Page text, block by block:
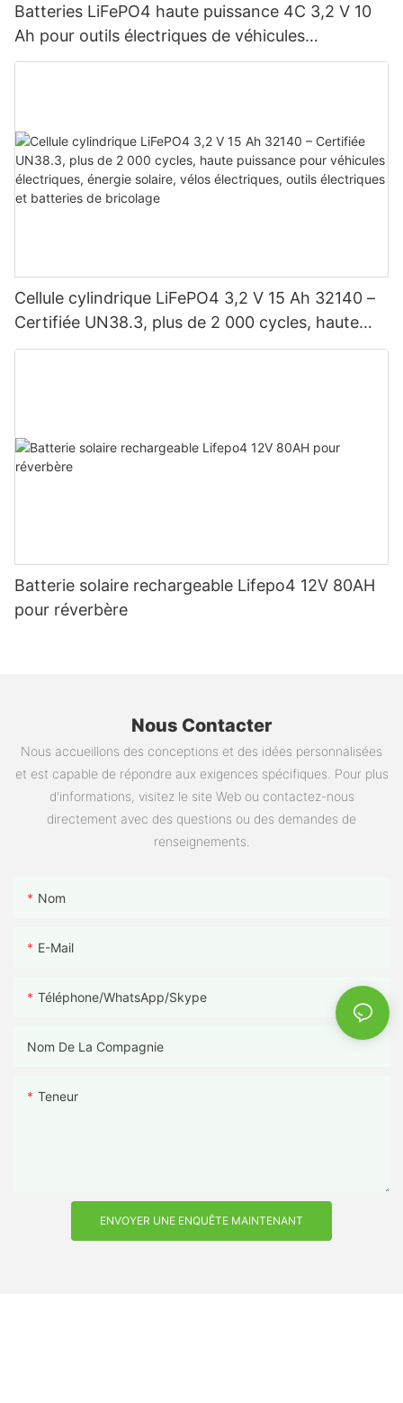
Batteries LiFePO4 haute puissance 4C 3,2 V 10
Ah pour outils électriques de véhicules
électriques
Cellule cylindrique LiFePO4 3,2 V 15 Ah 32140 –
Certifiée UN38.3, plus de 2 000 cycles, haute
puissance pour véhicules électriques, énergie
Batterie solaire rechargeable Lifepo4 12V 80AH
pour réverbère
Nous Contacter
Nous accueillons des conceptions et des idées personnalisées
et est capable de répondre aux exigences spécifiques. Pour plus
d'informations, visitez le site Web ou contactez-nous
directement avec des questions ou des demandes de
renseignements.
Nom
E-Mail
Téléphone/WhatsApp/Skype
Nom De La Compagnie
Teneur
ENVOYER UNE ENQUÊTE MAINTENANT